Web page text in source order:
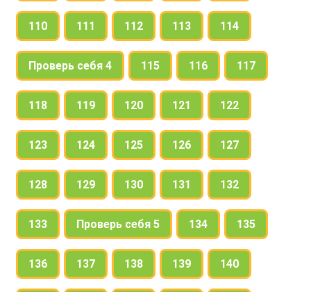
110 111 112 113 114
Проверь себя 4 115 116 117
118 119 120 121 122
123 124 125 126 127
128 129 130 131 132
133 Проверь себя 5 134 135
136 137 138 139 140